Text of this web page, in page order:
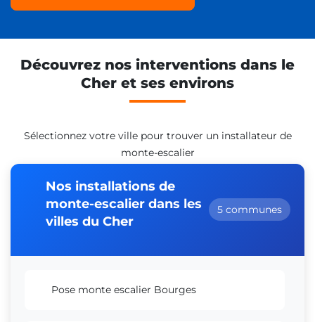
Découvrez nos interventions dans le
Cher et ses environs
Sélectionnez votre ville pour trouver un installateur de
monte-escalier
Nos installations de
monte-escalier dans les
villes du Cher
5 communes
Pose monte escalier Bourges